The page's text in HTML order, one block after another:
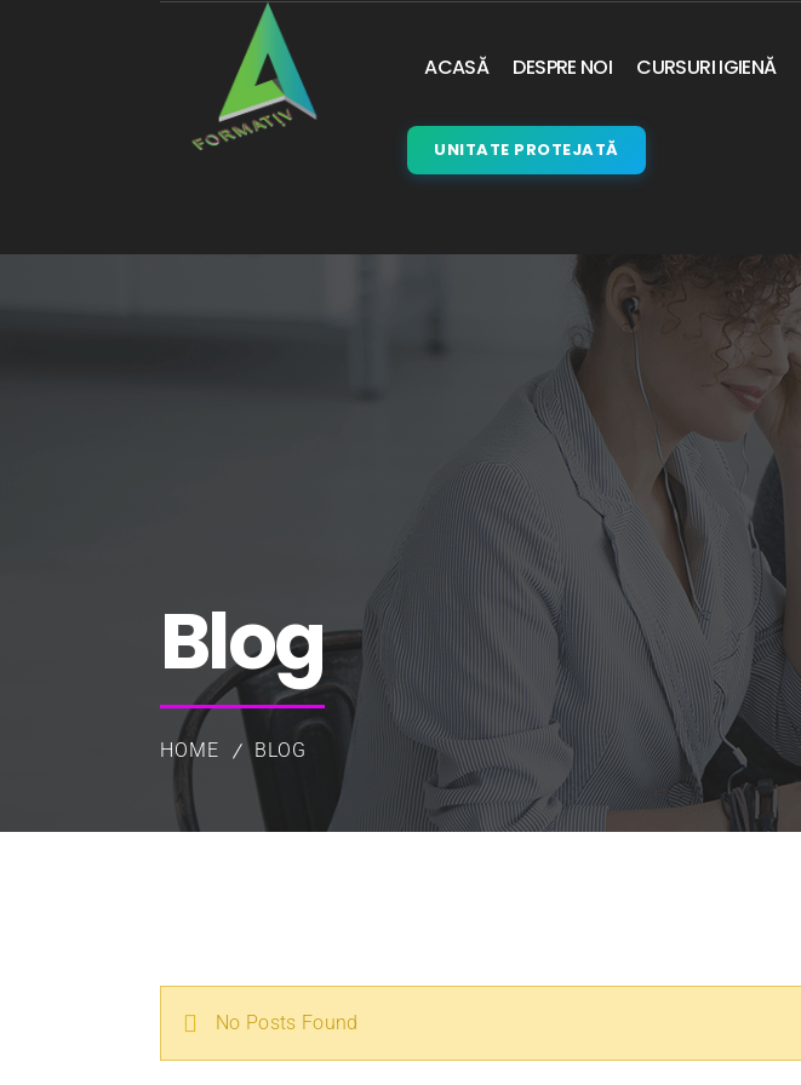
ACASĂ DESPRE NOI CURSURI IGIENĂ
UNITATE PROTEJATĂ
Blog
HOME BLOG
No Posts Found